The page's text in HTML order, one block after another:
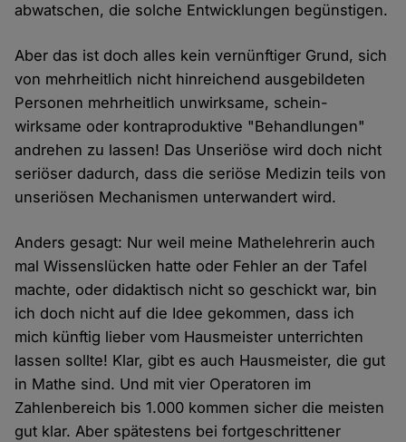
abwatschen, die solche Entwicklungen begünstigen.
Aber das ist doch alles kein vernünftiger Grund, sich
von mehrheitlich nicht hinreichend ausgebildeten
Personen mehrheitlich unwirksame, schein-
wirksame oder kontraproduktive "Behandlungen"
andrehen zu lassen! Das Unseriöse wird doch nicht
seriöser dadurch, dass die seriöse Medizin teils von
unseriösen Mechanismen unterwandert wird.
Anders gesagt: Nur weil meine Mathelehrerin auch
mal Wissenslücken hatte oder Fehler an der Tafel
machte, oder didaktisch nicht so geschickt war, bin
ich doch nicht auf die Idee gekommen, dass ich
mich künftig lieber vom Hausmeister unterrichten
lassen sollte! Klar, gibt es auch Hausmeister, die gut
in Mathe sind. Und mit vier Operatoren im
Zahlenbereich bis 1.000 kommen sicher die meisten
gut klar. Aber spätestens bei fortgeschrittener